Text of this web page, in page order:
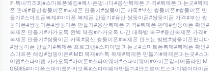
카톡내역조회#스마트폰해킹#복사폰팝니다#용산복제폰 가격#복제폰 파는곳#복제
폰 판매#용산쌍둥이폰#복제폰 만들기#쌍둥이폰 카톡#부산 쌍둥이폰#쌍둥이폰 만
들기#스마트폰복제#아이폰 복제폰 만들기#용산 쌍둥이폰#쌍둥이폰 가격#부산 쌍
둥이폰#쌍둥이폰#쌍둥이폰 만들기#용산복제폰 가격#복제폰 판매#쌍둥이폰 확인#
복제폰 만들기#카카오톡 완벽 복원#카카오톡 나간 대화방 복구#용산복제폰 가격#
복제폰 만들기#쌍둥이폰 카톡#용산 쌍둥이폰#복제폰 만드는 방법#쌍둥이폰팝니다
#쌍둥이폰 만들기#복제폰 프로그램#스파이앱 파는곳#스마트폰복제#복제폰 확인#
스마트폰 해킹#쌍둥이폰#IMEI 복제#카톡 복제#복제폰 만들기#복제폰파는곳#스파
이앱#스파이앱 카카오톡#아이폰#스파이웨어#스파이웨어#아이폰감시어플라인:M
G5085#아이폰스파이앱카카오톡#스파이웨어만들기#안드로이드스파이웨어아이폰